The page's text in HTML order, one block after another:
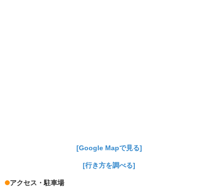
[Google Mapで見る]
[行き方を調べる]
アクセス・駐車場